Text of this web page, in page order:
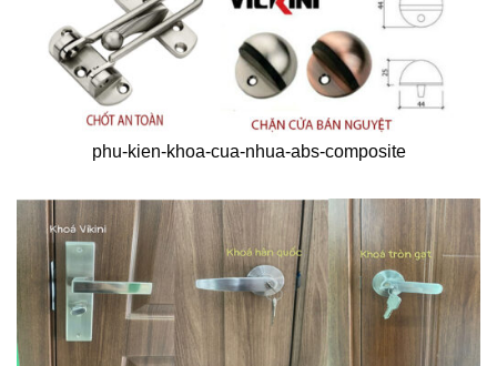
phu-kien-khoa-cua-nhua-abs-composite